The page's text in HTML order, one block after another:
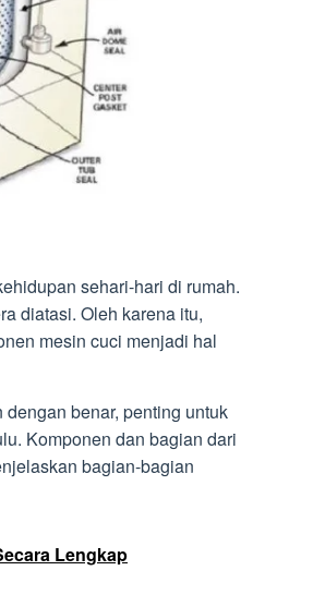
sehari-hari di rumah.
diatasi. Oleh karena itu,
mesin cuci menjadi hal
benar, penting untuk
Komponen dan bagian dari
bagian-bagian
Lengkap